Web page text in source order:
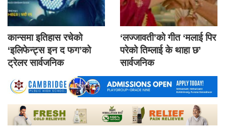
कान्समा इतिहास रचेको
‘इलिफेन्ट्स इन द फग’को
ट्रेलर सार्वजनिक
‘लज्जावती’को गीत ‘मलाई पिर
परेको तिम्लाई के थाहा छ’
सार्वजनिक